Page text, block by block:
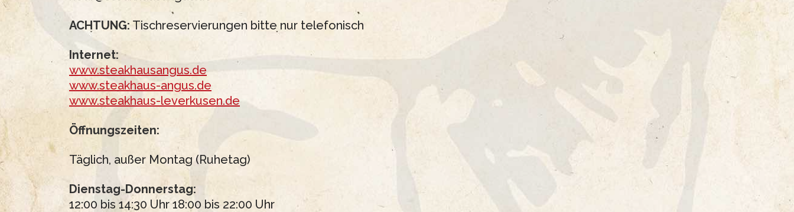
ACHTUNG: Tischreservierungen bitte nur telefonisch
Internet:
www.steakhausangus.de
www.steakhaus-angus.de
www.steakhaus-leverkusen.de
Öffnungszeiten:
Täglich, außer Montag (Ruhetag)
Dienstag-Donnerstag:
12:00 bis 14:30 Uhr 18:00 bis 22:00 Uhr